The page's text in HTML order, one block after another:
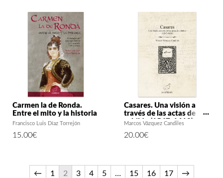
Carmen la de Ronda.
Entre el mito y la historia
Francisco Luis Díaz Torrejón
15.00€
Casares. Una visión a
través de las actas de
cabildo (1547-1618)
Marcos Vázquez Candiles
20.00€
← 1 2 3 4 5 … 15 16 17 →